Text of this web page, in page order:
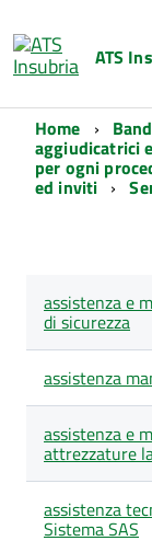
ATS
Home
aggiudicatrici
per ogni
ed inviti
degli
articoli
nella
Servizi
Titolo
assistenza e
di sicurezza
assistenza
assistenza e
attrezzature
assistenza
Sistema SAS